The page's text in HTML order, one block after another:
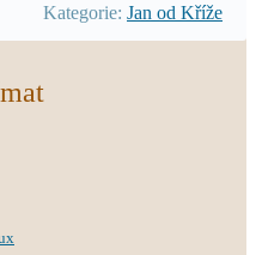
Kategorie: Jan od Kříže